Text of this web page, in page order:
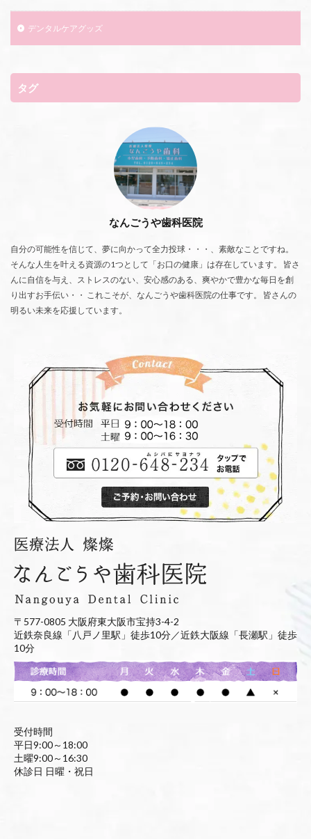
デンタルケアグッズ
タグ
なんごうや歯科医院
自分の可能性を信じて、夢に向かって全力投球・・・、素敵なことですね。
そんな人生を叶える資源の1つとして「お口の健康」は存在しています。 皆さ
んに自信を与え、ストレスのない、安心感のある、爽やかで豊かな毎日を創
り出すお手伝い・・ これこそが、なんごうや歯科医院の仕事です。 皆さんの
明るい未来を応援しています。
〒577-0805 大阪府東大阪市宝持3-4-2
近鉄奈良線「八戸ノ里駅」徒歩10分／近鉄大阪線「長瀬駅」徒歩
10分
受付時間
平日9:00～18:00
土曜9:00～16:30
休診日 日曜・祝日